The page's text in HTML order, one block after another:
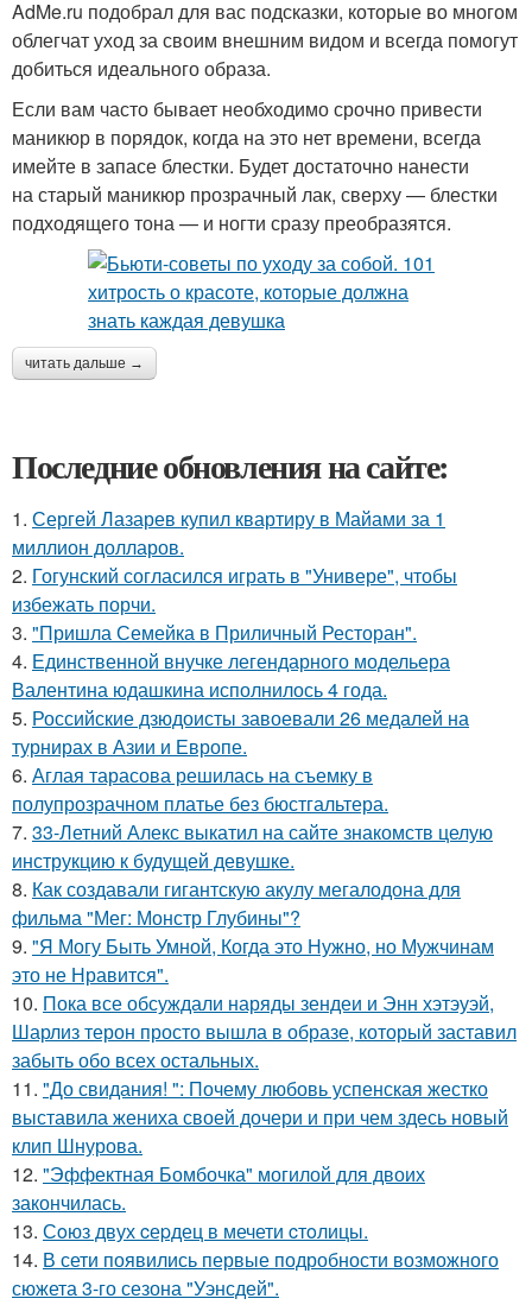
AdMe.ru подобрал для вас подсказки, которые во многом
облегчат уход за своим внешним видом и всегда помогут
добиться идеального образа.
Если вам часто бывает необходимо срочно привести
маникюр в порядок, когда на это нет времени, всегда
имейте в запасе блестки. Будет достаточно нанести
на старый маникюр прозрачный лак, сверху — блестки
подходящего тона — и ногти сразу преобразятся.
читать дальше →
Последние обновления на сайте:
1. Сергей Лазарев купил квартиру в Майами за 1
миллион долларов.
2. Гогунский согласился играть в "Универе", чтобы
избежать порчи.
3. "Пришла Семейка в Приличный Ресторан".
4. Единственной внучке легендарного модельера
Валентина юдашкина исполнилось 4 года.
5. Российские дзюдоисты завоевали 26 медалей на
турнирах в Азии и Европе.
6. Аглая тарасова решилась на съемку в
полупрозрачном платье без бюстгальтера.
7. 33-Летний Алекс выкатил на сайте знакомств целую
инструкцию к будущей девушке.
8. Как создавали гигантскую акулу мегалодона для
фильма "Мег: Монстр Глубины"?
9. "Я Могу Быть Умной, Когда это Нужно, но Мужчинам
это не Нравится".
10. Пока все обсуждали наряды зендеи и Энн хэтэуэй,
Шарлиз терон просто вышла в образе, который заставил
забыть обо всех остальных.
11. "До свидания! ": Почему любовь успенская жестко
выставила жениха своей дочери и при чем здесь новый
клип Шнурова.
12. "Эффектная Бомбочка" могилой для двоих
закончилась.
13. Сoюз двух cеpдец в мечети cтoлицы.
14. В сети появились первые подробности возможного
сюжета 3-го сезона "Уэнсдей".